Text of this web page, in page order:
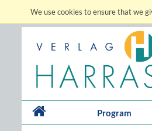
We use cookies to ensure that we
Program